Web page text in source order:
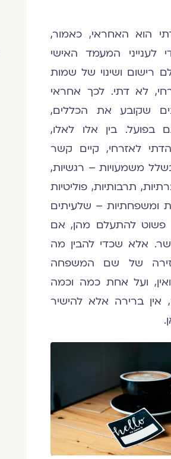
הוא האחראי, כאמור,
לענייני המעמד האישי
רישום ושינוי של שמות
לא דתי. לכך אחראי
שקובע את הכללים,
בפועל. בין אלו לאלו,
לאזרחי, קיים קשר
משמעויות – רגשיות,
תרבותיות, פוליטיות
ומשפחתיות – שלעיתים
פשוט להתעלם מהן, אם
אלא שכדי להבין מה
של שם המשפחה
ועל אחת כמה וכמה
אין ברירה אלא להישיר